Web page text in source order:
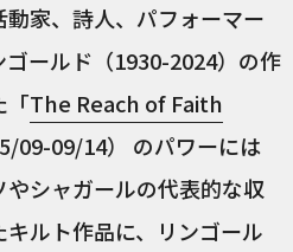
家、詩人、パフォーマー
ールド（1930-2024）の作
「The Reach of Faith
09-09/14） のパワーには
シャガールの代表的な収
ルト作品に、リンゴール